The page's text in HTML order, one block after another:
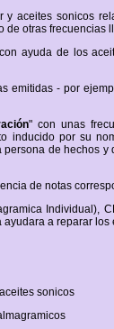
y aceites sonicos
de otras frecuencias
ayuda de los
emitidas - por
" con unas
inducido por su
de hechos
de notas
Individual),
a reparar
sonicos